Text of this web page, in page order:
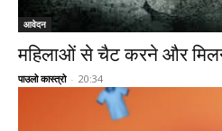
आवेदन
महिलाओं से चैट करने और
पाउलो कास्त्रो - 20:34